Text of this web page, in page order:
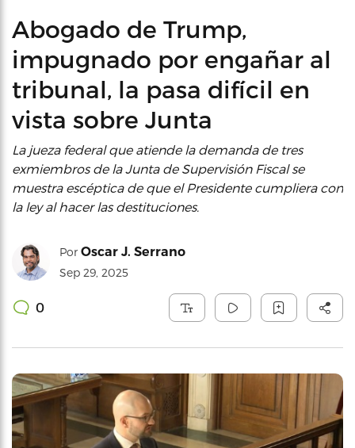
Abogado de Trump,
impugnado por engañar al
tribunal, la pasa difícil en
vista sobre Junta
La jueza federal que atiende la demanda de tres
exmiembros de la Junta de Supervisión Fiscal se
muestra escéptica de que el Presidente cumpliera con
la ley al hacer las destituciones.
Por Oscar J. Serrano
Sep 29, 2025
0